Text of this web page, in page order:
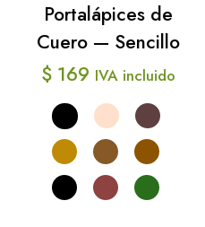
Portalápices de
Cuero — Sencillo
$ 169 IVA incluido